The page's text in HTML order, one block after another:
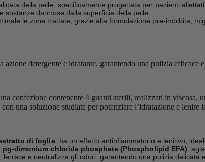
della pelle, specificamente progettata per pazienti
sostanze dannose dalla superficie della pelle.
le zone trattate, grazie alla formulazione pre-imbibita,
detergente e idratante, garantendo una pulizia efficace
confezione contenente 4 guanti sterili, realizzati in viscosa,
una soluzione studiata per potenziare l’idratazione e
di foglie: ha un effetto antinfiammatorio e lenitivo,
dimonium chloride phosphate (Phospholipid EFA):
lenisce e neutralizza gli odori, garantendo una pulizia delicata